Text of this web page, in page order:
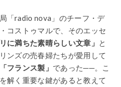
「radio nova」のチーフ・デ
コストゥマルで、そのエッセ
に満ちた素晴らしい文章」
と
ンズの売春婦たちが愛用して
フランス製」 であった──。こ
解く重要な鍵があると教えて